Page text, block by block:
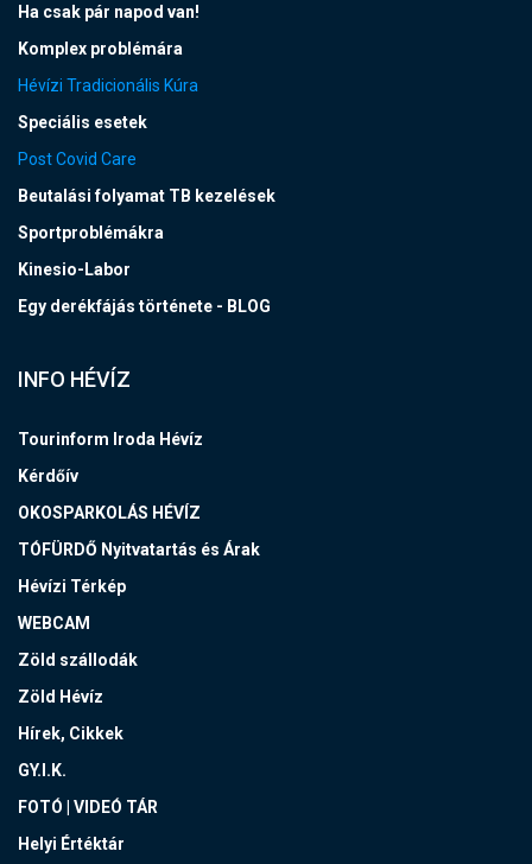
Ha csak pár napod van!
Komplex problémára
Hévízi Tradicionális Kúra
Speciális esetek
Post Covid Care
Beutalási folyamat TB kezelések
Sportproblémákra
Kinesio-Labor
Egy derékfájás története - BLOG
INFO HÉVÍZ
Tourinform Iroda Hévíz
Kérdőív
OKOSPARKOLÁS HÉVÍZ
TÓFÜRDŐ Nyitvatartás és Árak
Hévízi Térkép
WEBCAM
Zöld szállodák
Zöld Hévíz
Hírek, Cikkek
GY.I.K.
FOTÓ | VIDEÓ TÁR
Helyi Értéktár